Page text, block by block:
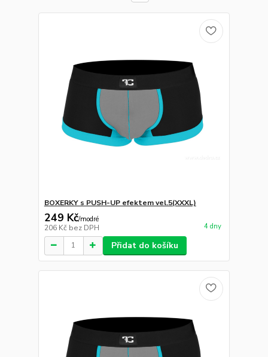
BOXERKY s PUSH-UP efektem vel.5(XXXL)
249 Kč/modré
206 Kč bez DPH 4 dny
Přidat do košíku